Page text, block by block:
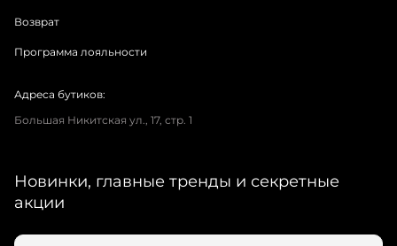
Возврат
Программа лояльности
Адреса бутиков:
Большая Никитская ул., 17, стр. 1
Новинки, главные тренды и секретные
акции